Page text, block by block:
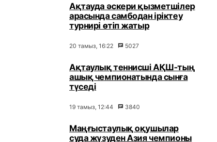
Ақтауда әскери қызметшілер
арасында самбодан іріктеу
турнирі өтіп жатыр
20 тамыз, 16:22 5027
Ақтаулық теннисші АҚШ-тың
ашық чемпионатында сынға
түседі
19 тамыз, 12:44 3840
Маңғыстаулық оқушылар
суда жүзуден Азия чемпионы